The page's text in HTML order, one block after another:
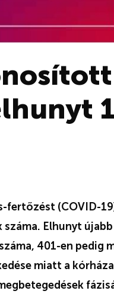
fertőzést (COVID-
Elhunyt újabb
401-en pedig
miatt a